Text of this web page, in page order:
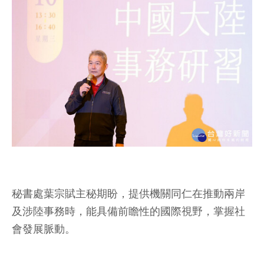
秘書處葉宗賦主秘期盼，提供機關同仁在推動兩岸
及涉陸事務時，能具備前瞻性的國際視野，掌握社
會發展脈動。